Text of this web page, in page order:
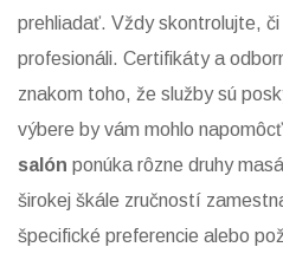
prehliadať. Vždy skontrolujte,
profesionáli. Certifikáty a
znakom toho, že služby sú
výbere by vám mohlo
salón ponúka rôzne druhy
širokej škále zručností
špecifické preferencie alebo